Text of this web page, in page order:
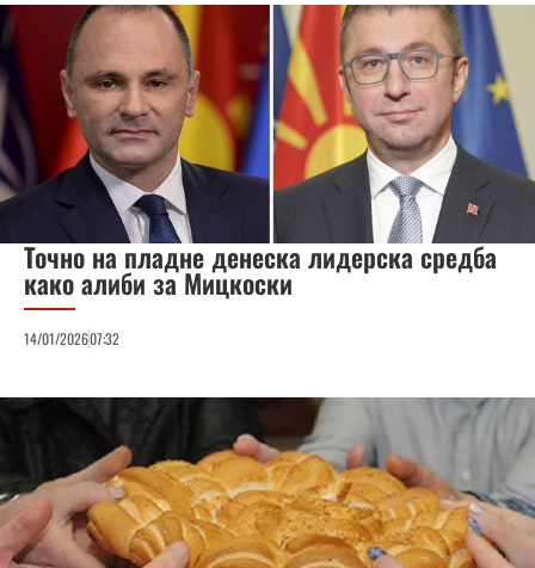
Точно на пладне денеска лидерска средба
како алиби за Мицкоски
14/01/202607:32